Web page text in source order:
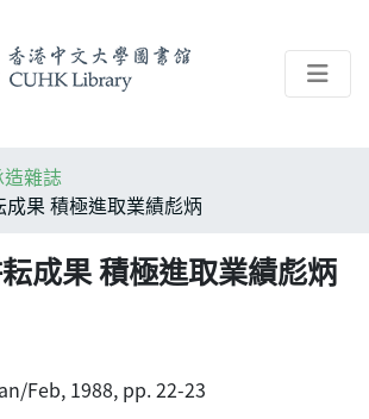
雜誌
成果 積極進取業績彪炳
成果 積極進取業績彪炳
Feb, 1988, pp. 22-23